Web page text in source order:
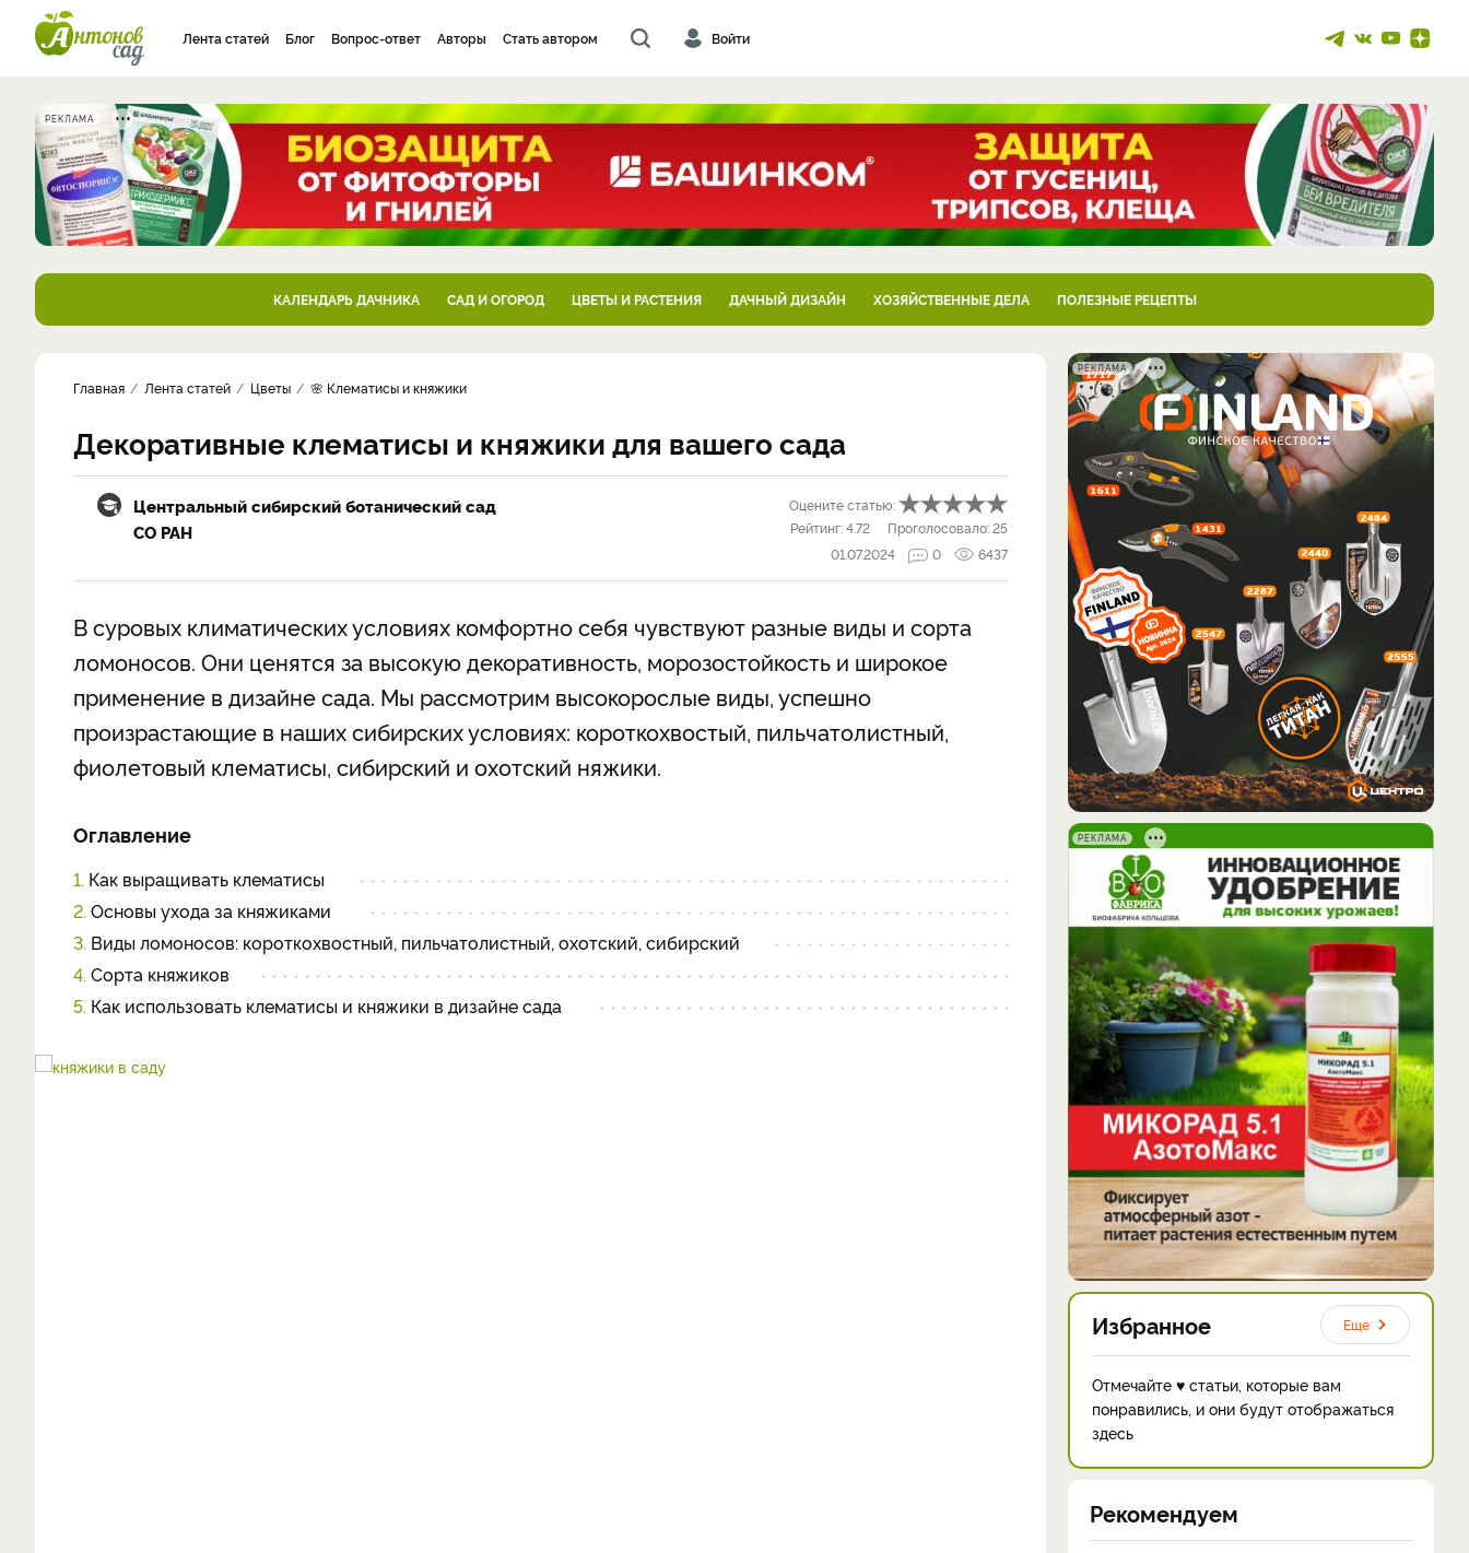
Лента статей Блог Вопрос-ответ Авторы Стать автором Войти
РЕКЛАМА
КАЛЕНДАРЬ ДАЧНИКА САД И ОГОРОД ЦВЕТЫ И РАСТЕНИЯ ДАЧНЫЙ ДИЗАЙН ХОЗЯЙСТВЕННЫЕ ДЕЛА ПОЛЕЗНЫЕ РЕЦЕПТЫ
Главная Лента статей Цветы 🌸 Клематисы и княжики
Декоративные клематисы и княжики для вашего сада
Центральный сибирский ботанический сад
СО РАН
Оцените статью:
Рейтинг:4.72 Проголосовало:25
01.07.2024
0 6437
В суровых климатических условиях комфортно себя чувствуют разные виды и сорта
ломоносов. Они ценятся за высокую декоративность, морозостойкость и широкое
применение в дизайне сада. Мы рассмотрим высокорослые виды, успешно
произрастающие в наших сибирских условиях: короткохвостый, пильчатолистный,
фиолетовый клематисы, сибирский и охотский няжики.
Оглавление
1. Как выращивать клематисы
2. Основы ухода за княжиками
3. Виды ломоносов: короткохвостный, пильчатолистный, охотский, сибирский
4. Сорта княжиков
5. Как использовать клематисы и княжики в дизайне сада
РЕКЛАМА
РЕКЛАМА
Избранное Еще
Отмечайте ♥ статьи, которые вам
понравились, и они будут отображаться
здесь
Рекомендуем